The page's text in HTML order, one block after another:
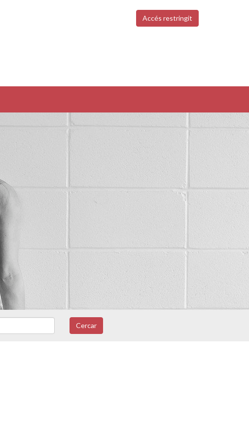
Accés restringit
Cercar